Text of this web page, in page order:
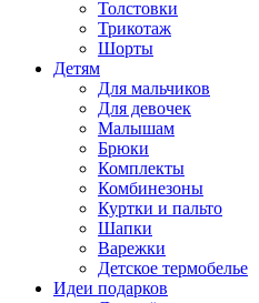
Толстовки
Трикотаж
Шорты
Детям
Для мальчиков
Для девочек
Малышам
Брюки
Комплекты
Комбинезоны
Куртки и пальто
Шапки
Варежки
Детское термобелье
Идеи подарков